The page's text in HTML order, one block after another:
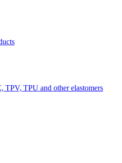
TPU and other elastomers